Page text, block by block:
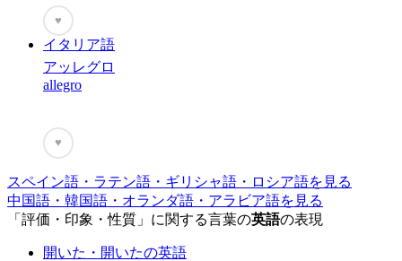
♥
イタリア語
アッレグロ
allegro
♥
スペイン語・ラテン語・ギリシャ語・ロシア語を見る
中国語・韓国語・オランダ語・アラビア語を見る
「評価・印象・性質」に関する言葉の英語の表現
開いた・開いたの英語